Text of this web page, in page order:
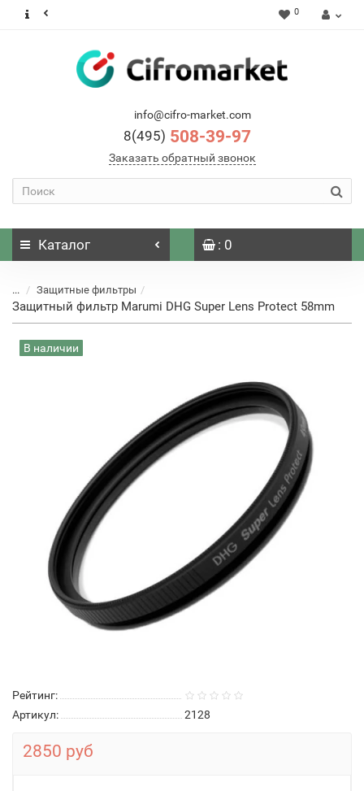
0
info@cifro-market.com
8(495) 508-39-97
Заказать обратный звонок
Каталог : 0
... Защитные фильтры
Защитный фильтр Marumi DHG Super Lens Protect 58mm
В наличии
Рейтинг:
Артикул:
2128
2850 руб